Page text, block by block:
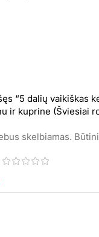
“5 dalių vaikiškas
ir kuprine (Šviesiai
skelbiamas.